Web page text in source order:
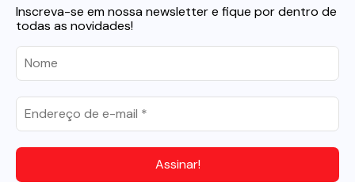
Inscreva-se em nossa newsletter e fique por dentro de
todas as novidades!